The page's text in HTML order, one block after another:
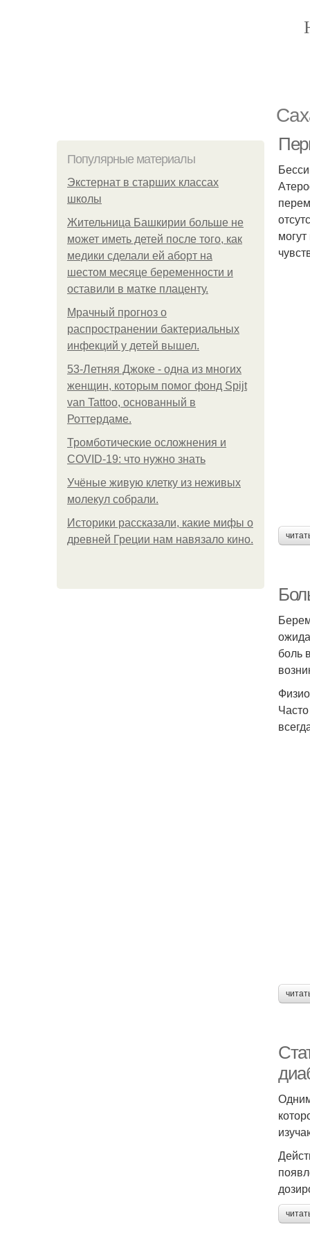
Популярные материалы
Экстернат в старших классах
школы
Жительница Башкирии больше не
может иметь детей после того, как
медики сделали ей аборт на
шестом месяце беременности и
оставили в матке плаценту.
Мрачный прогноз о
распространении бактериальных
инфекций у детей вышел.
53-Летняя Джоке - одна из многих
женщин, которым помог фонд Spijt
van Tattoo, основанный в
Роттердаме.
Тромботические осложнения и
COVID-19: что нужно знать
Учёные живую клетку из неживых
молекул собрали.
Историки рассказали, какие мифы о
древней Греции нам навязало кино.
боль